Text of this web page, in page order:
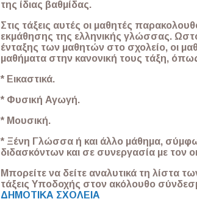
της ίδιας βαθμίδας.
Στις τάξεις αυτές οι μαθητές
εκμάθησης της ελληνικής γλώσσας.
ένταξης των μαθητών στο σχολείο, οι
μαθήματα στην κανονική τους τάξη,
* Εικαστικά.
* Φυσική Αγωγή.
* Μουσική.
* Ξένη Γλώσσα ή και άλλο μάθημα,
διδασκόντων και σε συνεργασία με τον
Μπορείτε να δείτε αναλυτικά τη λίστα
τάξεις Υποδοχής στον ακόλουθο
ΔΗΜΟΤΙΚΑ ΣΧΟΛΕΙΑ